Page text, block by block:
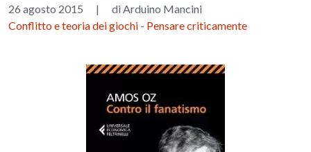
26 agosto 2015 |
di Arduino Mancini
Conflitto e teoria dei giochi - Pensare criticamente